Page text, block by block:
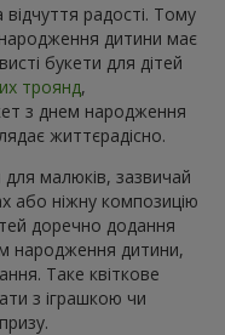
радості. Тому
дитини має
букети для дітей
троянд,
з днем народження
життєрадісно.
малюків, зазвичай
або ніжну композицію
доречно додання
народження дитини,
Таке квіткове
з іграшкою чи